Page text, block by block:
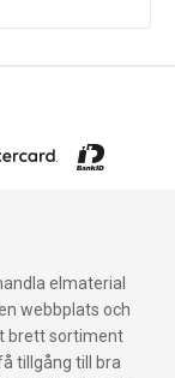
elmaterial
webbplats och
brett sortiment
tillgång till bra